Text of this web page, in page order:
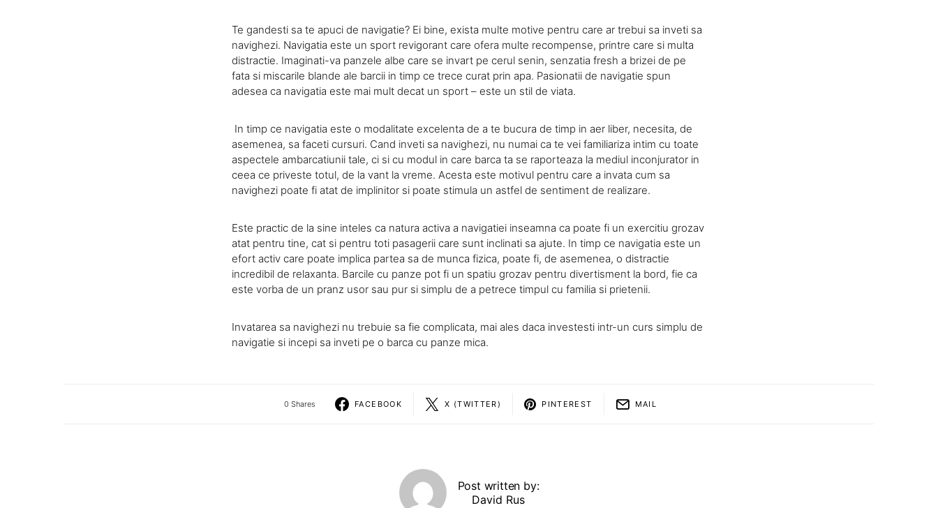
Te gandesti sa te apuci de navigatie? Ei bine, exista multe motive pentru care ar trebui sa inveti sa
navighezi. Navigatia este un sport revigorant care ofera multe recompense, printre care si multa
distractie. Imaginati-va panzele albe care se invart pe cerul senin, senzatia fresh a brizei de pe
fata si miscarile blande ale barcii in timp ce trece curat prin apa. Pasionatii de navigatie spun
adesea ca navigatia este mai mult decat un sport – este un stil de viata.
In timp ce navigatia este o modalitate excelenta de a te bucura de timp in aer liber, necesita, de
asemenea, sa faceti cursuri. Cand inveti sa navighezi, nu numai ca te vei familiariza intim cu toate
aspectele ambarcatiunii tale, ci si cu modul in care barca ta se raporteaza la mediul inconjurator in
ceea ce priveste totul, de la vant la vreme. Acesta este motivul pentru care a invata cum sa
navighezi poate fi atat de implinitor si poate stimula un astfel de sentiment de realizare.
Este practic de la sine inteles ca natura activa a navigatiei inseamna ca poate fi un exercitiu grozav
atat pentru tine, cat si pentru toti pasagerii care sunt inclinati sa ajute. In timp ce navigatia este un
efort activ care poate implica partea sa de munca fizica, poate fi, de asemenea, o distractie
incredibil de relaxanta. Barcile cu panze pot fi un spatiu grozav pentru divertisment la bord, fie ca
este vorba de un pranz usor sau pur si simplu de a petrece timpul cu familia si prietenii.
Invatarea sa navighezi nu trebuie sa fie complicata, mai ales daca investesti intr-un curs simplu de
navigatie si incepi sa inveti pe o barca cu panze mica.
0 Shares FACEBOOK X (TWITTER) PINTEREST MAIL
Post written by:
David Rus